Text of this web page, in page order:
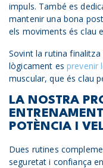
impuls. També es
mantenir una bona
els moviments és clau
Sovint la rutina finalitza
lògicament es prevenir
muscular, que és clau
LA NOSTRA
POTÈNCIA I
Dues rutines
seguretat i confiança